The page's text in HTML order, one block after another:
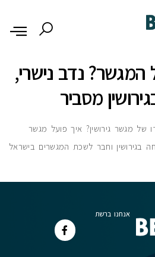
המגשר? נדב נישרי,
מסביר
של מגשר גירושין? איך פועל מגשר
בגירושין וחבר לשכת המגשרים בישראל
אנחנו ברשת